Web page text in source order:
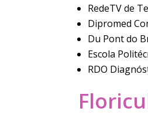
RedeTV de
Dipromed
Du Pont do
Escola
RDO